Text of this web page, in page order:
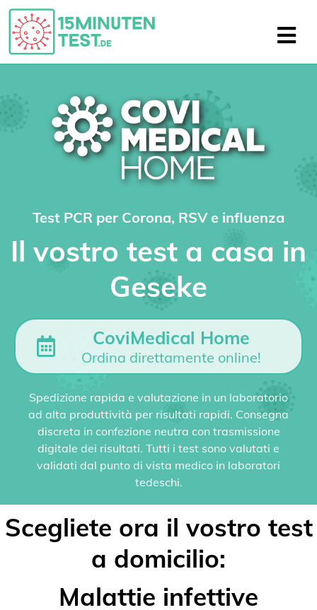
Test PCR per Corona, RSV e influenza
Il vostro test a casa in
Geseke
CoviMedical Home
Ordina direttamente online!
Spedizione rapida e valutazione in un laboratorio
ad alta produttività per risultati rapidi. Consegna
discreta in confezione neutra con trasmissione
digitale dei risultati. Tutti i test sono valutati e
validati dal punto di vista medico in laboratori
tedeschi.
Scegliete ora il vostro test
a domicilio:
Malattie infettive